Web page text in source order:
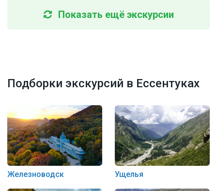
Показать ещё экскурсии
Подборки экскурсий в Ессентуках
Железноводск Ущелья